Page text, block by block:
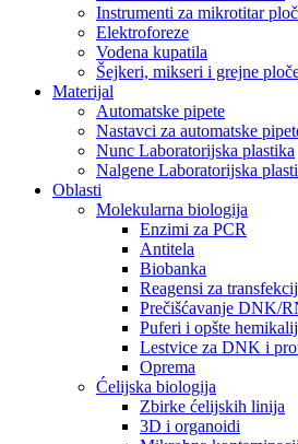
Instrumenti za mikrotitar
Elektroforeze
Vodena kupatila
Šejkeri, mikseri i grejne
Materijal
Automatske pipete
Nastavci za automatske
Nunc Laboratorijska plastika
Nalgene Laboratorijska
Oblasti
Molekularna biologija
Enzimi za PCR
Antitela
Biobanka
Reagensi za
Prečišćavanje DNK/
Puferi i opšte
Lestvice za DNK i
Oprema
Ćelijska biologija
Zbirke ćelijskih linija
3D i organoidi